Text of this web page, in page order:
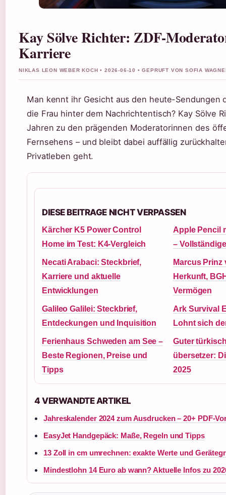
Kay Sölve Richter: ZDF-
Karriere
NIKLAS LEON WEBER KOCH • 2026-06-10 • GEPRUFT VON SOFIA
Man kennt ihr Gesicht aus den heute-Sendungen
die Frau hinter dem Nachrichtentisch? Kay Sölve
Jahren zu den prägenden Moderatorinnen des
Fernsehens – und bleibt dabei auffällig
Privatleben geht.
DIESE BEITRAGE NICHT VERPASSEN
Kärcher K5 Power Control
Home im Test: K4-Vergleich
Apple Pencil
–
Necati Arabaci: Steckbrief,
Karriere und aktuelle
Entwicklungen
Marcus Prinz
Herkunft,
Vermögen
Galileo Galilei: Steckbrief,
Entdeckungen und Inquisition
Ark Survival
Lohnt sich
Ferienhaus Schweden am See –
Beste Regionen, Preise und
Tipps
Guter
übersetzer:
2025
4 VERWANDTE ARTIKEL
Jahreskalender 2024 zum Ausdrucken – 20+ PDF-
EasyJet Handgepäck: Maße, Regeln und Tipps
13 Zoll in cm umrechnen: exakte Werte und
Mindestlohn 14 Euro ab wann? Aktuelle Infos zu